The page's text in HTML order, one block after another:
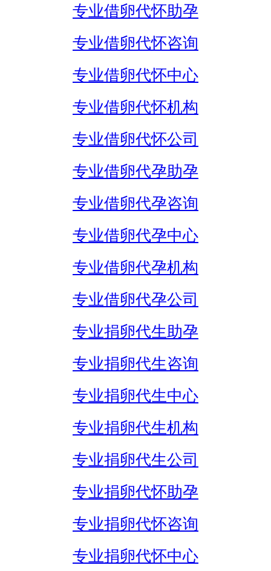
专业借卵代怀助孕
专业借卵代怀咨询
专业借卵代怀中心
专业借卵代怀机构
专业借卵代怀公司
专业借卵代孕助孕
专业借卵代孕咨询
专业借卵代孕中心
专业借卵代孕机构
专业借卵代孕公司
专业捐卵代生助孕
专业捐卵代生咨询
专业捐卵代生中心
专业捐卵代生机构
专业捐卵代生公司
专业捐卵代怀助孕
专业捐卵代怀咨询
专业捐卵代怀中心